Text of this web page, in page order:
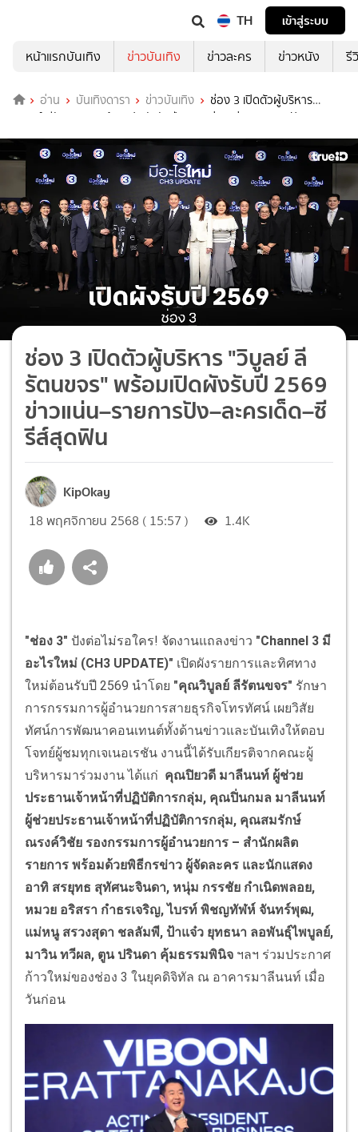
TH
เข้าสู่ระบบ
หน้าแรกบันเทิง
ข่าวบันเทิง ข่าวละคร ข่าวหนัง รี
อ่าน บันเทิงดารา ข่าวบันเทิง
ช่อง 3 เปิดตัวผู้บริหาร
"วิบูลย์ ลีรัตนขจร" พร้อมเปิดผังรับปี 2569 ข่าวแน่น–รายการปัง–ละคร
ช่อง 3 เปิดตัวผู้บริหาร "วิบูลย์ ลี
รัตนขจร" พร้อมเปิดผังรับปี 2569
ข่าวแน่น–รายการปัง–ละครเด็ด–ซี
รีส์สุดฟิน
KipOkay
18 พฤศจิกายน 2568 ( 15:57 ) 1.4K
"ช่อง 3" ปังต่อไม่รอใคร! จัดงานแถลงข่าว "Channel 3 มี
อะไรใหม่ (CH3 UPDATE)" เปิดผังรายการและทิศทาง
ใหม่ต้อนรับปี 2569 นำโดย "คุณวิบูลย์ ลีรัตนขจร" รักษา
การกรรมการผู้อำนวยการสายธุรกิจโทรทัศน์ เผยวิสัย
ทัศน์การพัฒนาคอนเทนต์ทั้งด้านข่าวและบันเทิงให้ตอบ
โจทย์ผู้ชมทุกเจเนอเรชัน งานนี้ได้รับเกียรติจากคณะผู้
บริหารมาร่วมงาน ได้แก่ คุณปิยวดี มาลีนนท์ ผู้ช่วย
ประธานเจ้าหน้าที่ปฏิบัติการกลุ่ม, คุณปิ่นกมล มาลีนนท์
ผู้ช่วยประธานเจ้าหน้าที่ปฏิบัติการกลุ่ม, คุณสมรักษ์
ณรงค์วิชัย รองกรรมการผู้อำนวยการ – สำนักผลิต
รายการ พร้อมด้วยพิธีกรข่าว ผู้จัดละคร และนักแสดง
อาทิ สรยุทธ สุทัศนะจินดา, หนุ่ม กรรชัย กำเนิดพลอย,
หมวย อริสรา กำธรเจริญ, ไบรท์ พิชญทัฬห์ จันทร์พุฒ,
แม่หนู สรวงสุดา ชลลัมพี, ป้าแจ๋ว ยุทธนา ลอพันธุ์ไพบูลย์,
มาวิน ทวีผล, ตูน ปรินดา คุ้มธรรมพินิจ ฯลฯ ร่วมประกาศ
ก้าวใหม่ของช่อง 3 ในยุคดิจิทัล ณ อาคารมาลีนนท์ เมื่อ
วันก่อน